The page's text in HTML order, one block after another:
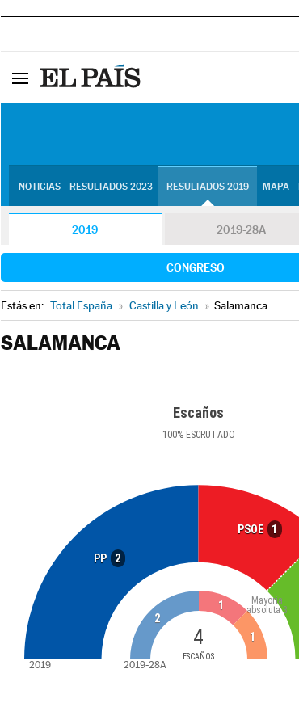
NOTICIAS RESULTADOS 2023 RESULTADOS 2019 MAPA
2019 2019-28A
CONGRESO
Estás en: Total España » Castilla y León » Salamanca
SALAMANCA
Escaños
100%ESCRUTADO
PP 2
PSOE 1
4
ESCAÑOS
Mayoría
absoluta3
2
1
1
2019 2019-28A